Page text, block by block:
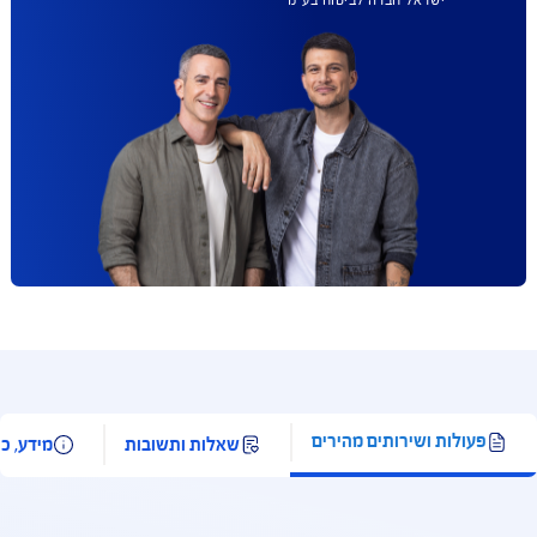
AIG משלמת
תביעות הכי מהר
בישראל
הצטרפו ותקבלו עד 50% הנחה
בביטוח המקיף לרכב וכיסוי
פגושים ב- 99 ₪
ישראל חברה לביטוח בע"מ